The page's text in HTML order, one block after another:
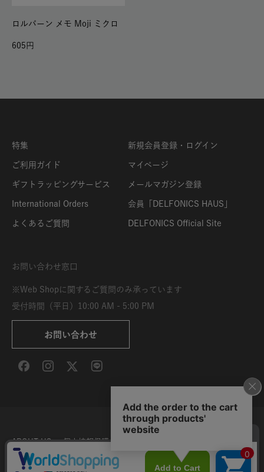
ロルバーン メモ Moji ミクロ
605
特集
ご利用ガイド
ギフトラッピングサービス
International Orders
よくあるご質問
新規会員登録・ログイン
マイページ
メールマガジン登録
会員「DELFONICS HAUS」
DELFONICS Official Site
お問い合わせ窓口
※Web Shopに関するご質問のみ承っています
受付時間（平日）10:00 AM - 5:00 PM
お問い合わせ
ABOUT US 個人情報保護方針
利用規約 サイト利用条件